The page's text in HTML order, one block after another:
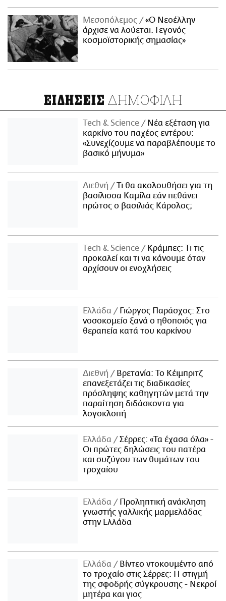
Μεσοπόλεμος
«Ο Νεοέλλην
άρχισε να λούεται. Γεγονός
κοσμοϊστορικής σημασίας»
ΕΙΔΗΣΕΙΣ ΔΗΜΟΦΙΛΗ
Τech & Science
Νέα εξέταση για
καρκίνο του παχέος εντέρου:
«Συνεχίζουμε να παραβλέπουμε το
βασικό μήνυμα»
Διεθνή
Τι θα ακολουθήσει για τη
βασίλισσα Καμίλα εάν πεθάνει
πρώτος ο βασιλιάς Κάρολος;
Τech & Science
Κράμπες: Τι τις
προκαλεί και τι να κάνουμε όταν
αρχίσουν οι ενοχλήσεις
Ελλάδα
Γιώργος Παράσχος: Στο
νοσοκομείο ξανά ο ηθοποιός για
θεραπεία κατά του καρκίνου
Διεθνή
Βρετανία: Το Κέιμπριτζ
επανεξετάζει τις διαδικασίες
πρόσληψης καθηγητών μετά την
παραίτηση διδάσκοντα για
λογοκλοπή
Ελλάδα
Σέρρες: «Τα έχασα όλα» -
Οι πρώτες δηλώσεις του πατέρα
και συζύγου των θυμάτων του
τροχαίου
Ελλάδα
Προληπτική ανάκληση
γνωστής γαλλικής μαρμελάδας
στην Ελλάδα
Ελλάδα
Βίντεο ντοκουμέντο από
το τροχαίο στις Σέρρες: Η στιγμή
της σφοδρής σύγκρουσης - Νεκροί
μητέρα και γιος